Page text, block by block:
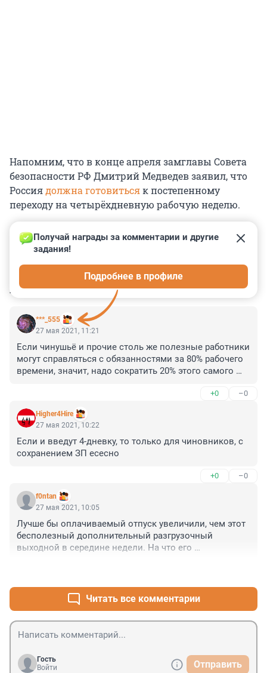
Напомним, что в конце апреля замглавы Совета
безопасности РФ Дмитрий Медведев заявил, что
Россиядолжна готовитьсяк постепенному
переходу на четырёхдневную рабочую неделю.
КОММЕНТАРИИ 8
***_555
Получай награды за комментарии и другие
задания!
Подробнее в профиле
27 мая 2021, 11:21
Если чинушьё и прочие столь же полезные работники
могут справляться с обязанностями за 80% рабочего
времени, значит, надо сократить 20% этого самого
+0 –0
Higher4Hire
27 мая 2021, 10:22
Если и введут 4-дневку, то только для чиновников, с
сохранением ЗП есесно
+0 –0
f0ntan
27 мая 2021, 10:05
Лучше бы оплачиваемый отпуск увеличили, чем этот
бесполезный дополнительный разгрузочный
выходной в середине недели. На что его
увеличивайте оплачиваемый отпуск до 1,5-2 месяцев,
а не добавляйте в середине недели этот бесполезный
выходной
Читать все комментарии
Гость
Войти
Отправить